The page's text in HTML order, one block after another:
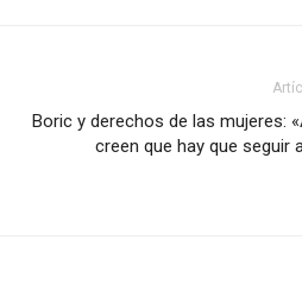
Boric y derechos de las mujeres:
creen que hay que seguir